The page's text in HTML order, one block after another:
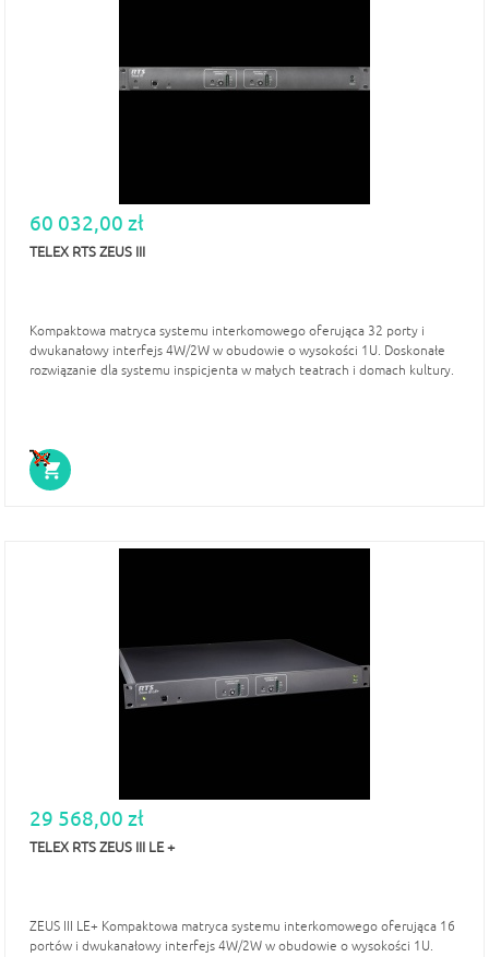
60 032,00 zł
TELEX RTS ZEUS III
Kompaktowa matryca systemu interkomowego oferująca 32 porty i
dwukanałowy interfejs 4W/2W w obudowie o wysokości 1U. Doskonałe
rozwiązanie dla systemu inspicjenta w małych teatrach i domach kultury.
29 568,00 zł
TELEX RTS ZEUS III LE +
ZEUS III LE+ Kompaktowa matryca systemu interkomowego oferująca 16
portów i dwukanałowy interfejs 4W/2W w obudowie o wysokości 1U.